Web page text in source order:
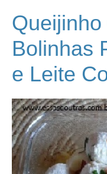
Bolinhas
e Leite